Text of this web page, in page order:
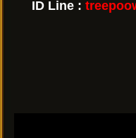
ID Line :